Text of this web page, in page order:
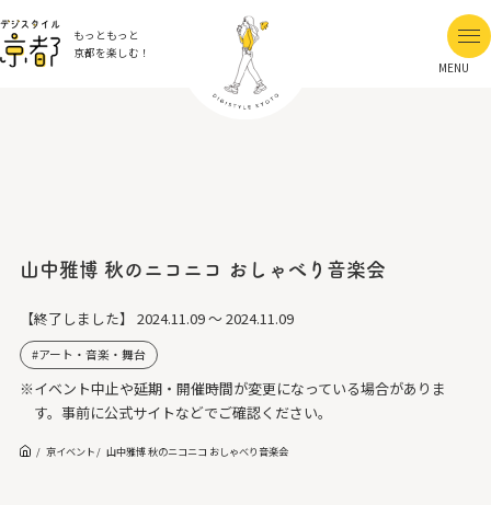
もっともっと
京都を楽しむ！
MENU
山中雅博 秋のニコニコ おしゃべり音楽会
【終了しました】 2024.11.09 ～ 2024.11.09
アート・音楽・舞台
※イベント中止や延期・開催時間が変更になっている場合がありま
す。事前に公式サイトなどでご確認ください。
京イベント 山中雅博 秋のニコニコ おしゃべり音楽会